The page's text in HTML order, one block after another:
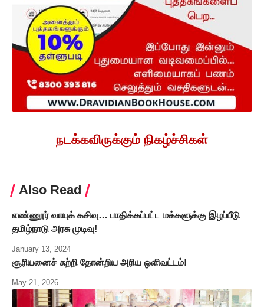
நடக்கவிருக்கும் நிகழ்ச்சிகள்
Also Read
எண்ணூர் வாயுக் கசிவு… பாதிக்கப்பட்ட மக்களுக்கு இழப்பீடு
தமிழ்நாடு அரசு முடிவு!
January 13, 2024
சூரியனைச் சுற்றி தோன்றிய அரிய ஒளிவட்டம்!
May 21, 2026